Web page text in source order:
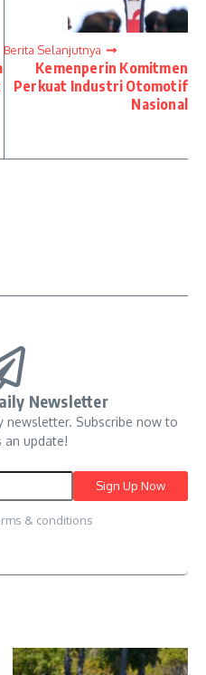
Berita Selanjutnya
Kemenperin Komitmen
Perkuat Industri Otomotif
Nasional
Newsletter
newsletter. Subscribe now to
an update!
& conditions